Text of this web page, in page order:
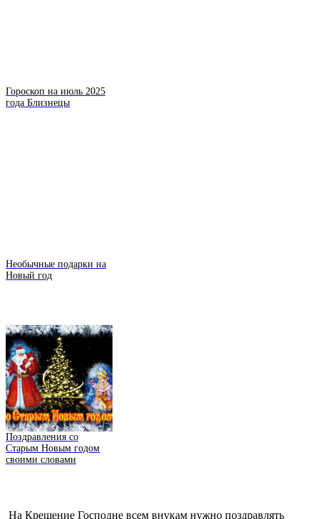
Гороскоп на июль 2025
года Близнецы
Необычные подарки на
Новый год
Поздравления со
Старым Новым годом
своими словами
На Крещение Господне всем внукам нужно поздравлять